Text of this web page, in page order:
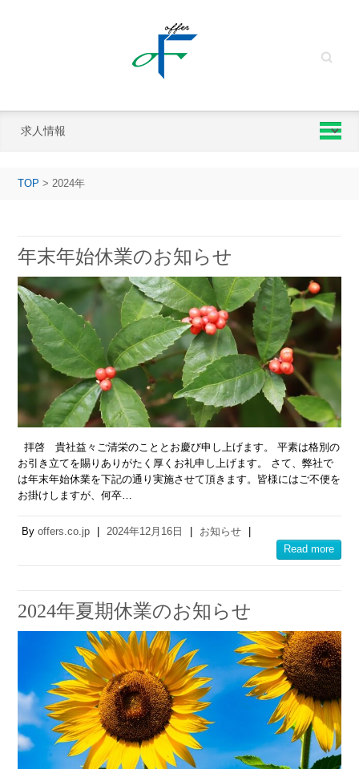
Search
TOP > 2024年
年末年始休業のお知らせ
拝啓 貴社益々ご清栄のこととお慶び申し上げます。 平素は格別の
お引き立てを賜りありがたく厚くお礼申し上げます。 さて、弊社で
は年末年始休業を下記の通り実施させて頂きます。皆様にはご不便を
お掛けしますが、何卒…
Byoffers.co.jp 2024年12月16日 お知らせ
Read more
2024年夏期休業のお知らせ